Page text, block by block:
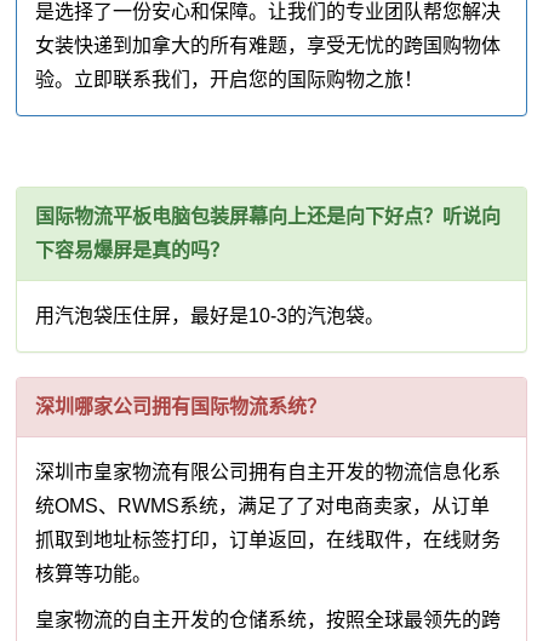
是选择了一份安心和保障。让我们的专业团队帮您解决
女装快递到加拿大的所有难题，享受无忧的跨国购物体
验。立即联系我们，开启您的国际购物之旅！
国际物流平板电脑包装屏幕向上还是向下好点？听说向
下容易爆屏是真的吗？
用汽泡袋压住屏，最好是10-3的汽泡袋。
深圳哪家公司拥有国际物流系统？
深圳市皇家物流有限公司拥有自主开发的物流信息化系
统OMS、RWMS系统，满足了了对电商卖家，从订单
抓取到地址标签打印，订单返回，在线取件，在线财务
核算等功能。
皇家物流的自主开发的仓储系统，按照全球最领先的跨